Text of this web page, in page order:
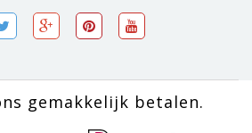
gemakkelijk betalen.